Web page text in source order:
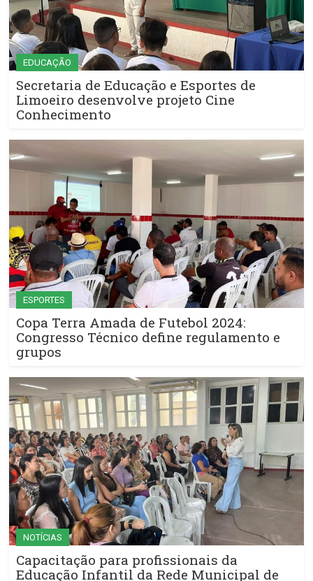
EDUCAÇÃO
Secretaria de Educação e Esportes de
Limoeiro desenvolve projeto Cine
Conhecimento
ESPORTES
Copa Terra Amada de Futebol 2024:
Congresso Técnico define regulamento e
grupos
NOTÍCIAS
Capacitação para profissionais da
Educação Infantil da Rede Municipal de